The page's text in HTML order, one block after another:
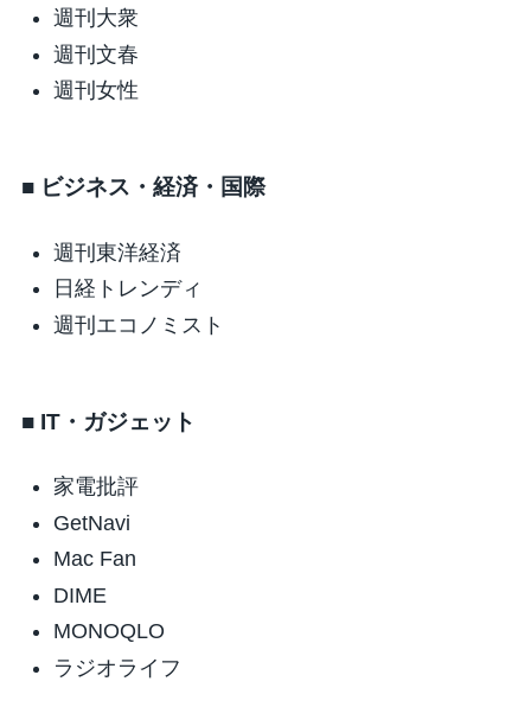
週刊大衆
週刊文春
週刊女性
■ ビジネス・経済・国際
週刊東洋経済
日経トレンディ
週刊エコノミスト
■ IT・ガジェット
家電批評
GetNavi
Mac Fan
DIME
MONOQLO
ラジオライフ